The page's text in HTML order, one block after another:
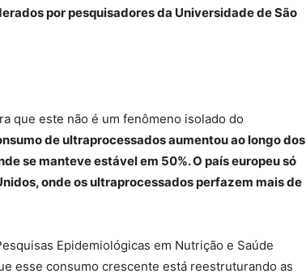
por pesquisadores da Universidade de São
que este não é um fenômeno isolado do
de ultraprocessados aumentou ao longo dos
se manteve estável em 50%. O país europeu só
onde os ultraprocessados perfazem mais de
Epidemiológicas em Nutrição e Saúde
esse consumo crescente está reestruturando as